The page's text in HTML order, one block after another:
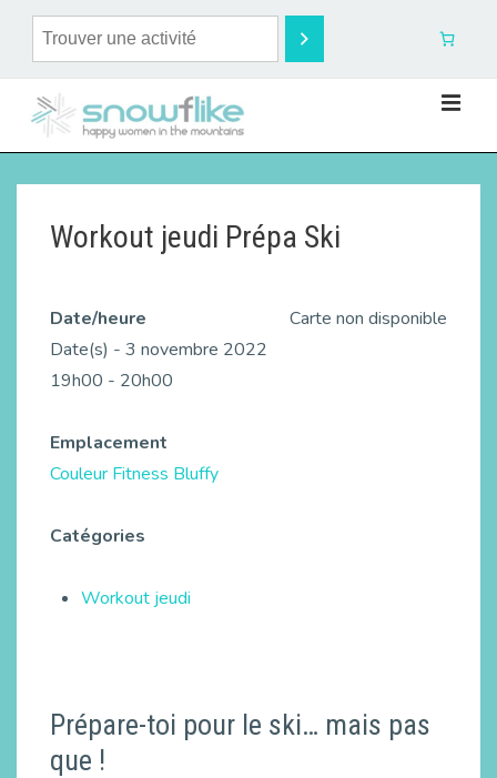
Workout jeudi Prépa Ski
Carte non disponible
Date/heure
Date(s) - 3 novembre 2022
19h00 - 20h00
Emplacement
Couleur Fitness Bluffy
Catégories
Workout jeudi
Prépare-toi pour le ski… mais pas
que !